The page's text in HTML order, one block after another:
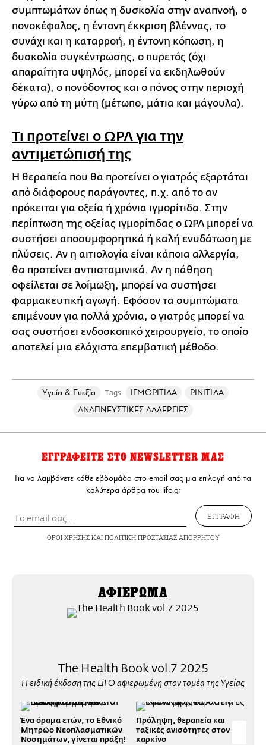
συμπτωμάτων όπως η δυσκολία στην αναπνοή, ο
πονοκέφαλος, η έντονη έκκριση βλέννας, το
συνάχι και η καταρροή, η έντονη κόπωση, η
δυσκολία συγκέντρωσης, ο πυρετός (όχι
απαραίτητα υψηλός, μπορεί να εκδηλωθούν
δέκατα), ο πονόδοντος και ο πόνος στην περιοχή
γύρω από τη μύτη (μέτωπο, μάτια και μάγουλα).
Τι προτείνει ο ΩΡΛ για την
αντιμετώπισή της
Η θεραπεία που θα προτείνει ο γιατρός εξαρτάται
από διάφορους παράγοντες, π.χ. από το αν
πρόκειται για οξεία ή χρόνια ιγμορίτιδα. Στην
περίπτωση της οξείας ιγμορίτιδας ο ΩΡΛ μπορεί να
συστήσει αποσυμφορητικά ή καλή ενυδάτωση με
πλύσεις. Αν η αιτιολογία είναι κάποια αλλεργία,
θα προτείνει αντιισταμινικά. Αν η πάθηση
οφείλεται σε λοίμωξη, μπορεί να συστήσει
φαρμακευτική αγωγή. Εφόσον τα συμπτώματα
επιμένουν για πολλά χρόνια, ο γιατρός μπορεί να
σας συστήσει ενδοσκοπικό χειρουργείο, το οποίο
αποτελεί μια ελάχιστα επεμβατική μέθοδο.
Υγεία & Ευεξία Tags ΙΓΜΟΡΙΤΙΔΑ
ΡΙΝΙΤΙΔΑ
ΑΝΑΠΝΕΥΣΤΙΚΕΣ ΑΛΛΕΡΓΙΕΣ
ΕΓΓΡΑΦΕΙΤΕ ΣΤΟ NEWSLETTER ΜΑΣ
Για να λαμβάνετε κάθε εβδομάδα στο email σας μια επιλογή από τα
καλύτερα άρθρα του lifo.gr
ΕΓΓΡΑΦΗ
ΟΡΟΙ ΧΡΗΣΗΣΚΑΙ ΠΟΛΙΤΙΚΗ ΠΡΟΣΤΑΣΙΑΣ ΑΠΟΡΡΗΤΟΥ
ΑΦΙΕΡΩΜΑ
The Health Book vol.7 2025
Η ειδική έκδοση της LiFO αφιερωμένη στον τομέα της Υγείας
Ένα όραμα ετών, το Εθνικό
Μητρώο Νεοπλασματικών
Νοσημάτων, γίνεται πράξη!
Πρόληψη, θεραπεία και
ταξικές ανισότητες στον
καρκίνο